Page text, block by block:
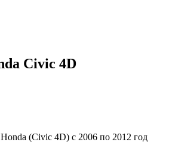
Civic 4D
Honda (Civic 4D) с 2006 по 2012 год